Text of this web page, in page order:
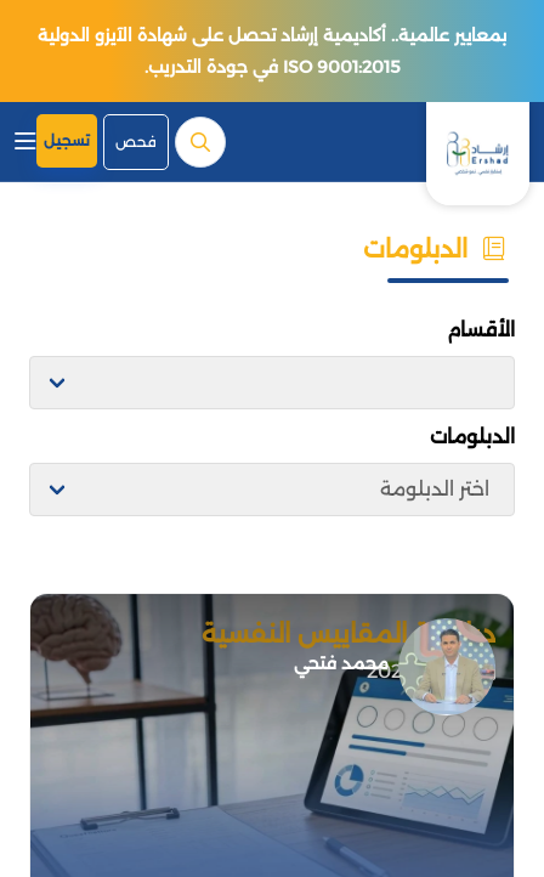
بمعايير عالمية.. أكاديمية إرشاد تحصل على شهادة الآيزو الدولية
ISO 9001:2015 في جودة التدريب.
فحص تسجيل
الدبلومات
الأقسام
الدبلومات
محمد فتحي
دبلومة المقاييس النفسية
2026-07-01